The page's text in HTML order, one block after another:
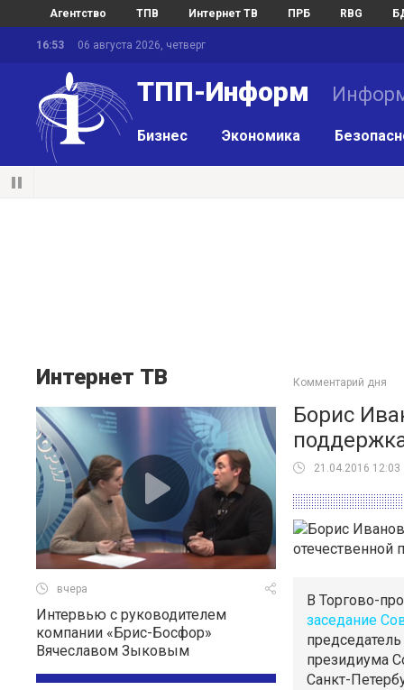
Агентство ТПВ Интернет ТВ ПРБ RBG
16:53 06 августа 2026, четверг
ТПП-Информ
Бизнес Экономика
Интернет ТВ
вчера
Интервью с руководителем
компании «Брис-Босфор»
Вячеславом Зыковым
Комментарий дня
Борис
21.04.2016 12:03
В Торгово-
заседание
президиума
Санкт-